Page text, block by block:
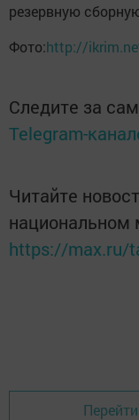
резервную
Фото:http://
Следите за
Telegram-
Читайте
https://max.ru/